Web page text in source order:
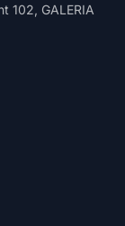
102, GALERIA